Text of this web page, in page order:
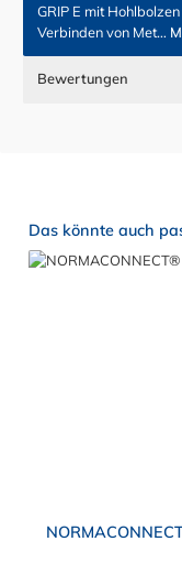
GRIP E mit
Verbinden von Met…
Bewertungen
Produktgalerie
Das könnte auch